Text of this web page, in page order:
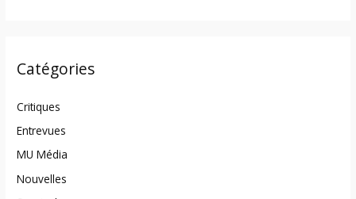
Catégories
Critiques
Entrevues
MU Média
Nouvelles